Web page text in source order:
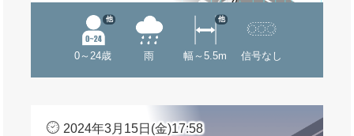
0～24歳
他
雨 幅～5.5m
他
信号なし
2024年3月15日(金)17:58